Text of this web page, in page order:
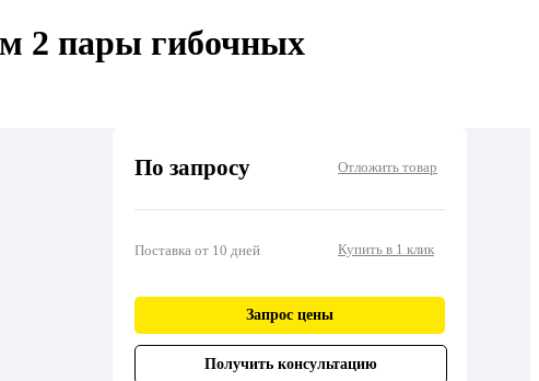
2 пары гибочных
По запросу Отложить товар
Поставка от 10 дней Купить в 1 клик
Запрос цены
Получить консультацию